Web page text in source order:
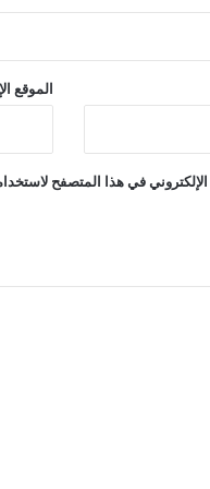
الموقع
في هذا المتصفح